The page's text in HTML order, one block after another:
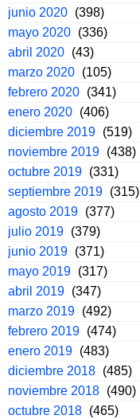
junio 2020 (398)
mayo 2020 (336)
abril 2020 (43)
marzo 2020 (105)
febrero 2020 (341)
enero 2020 (406)
diciembre 2019 (519)
noviembre 2019 (438)
octubre 2019 (331)
septiembre 2019 (315)
agosto 2019 (377)
julio 2019 (379)
junio 2019 (371)
mayo 2019 (317)
abril 2019 (347)
marzo 2019 (492)
febrero 2019 (474)
enero 2019 (483)
diciembre 2018 (485)
noviembre 2018 (490)
octubre 2018 (465)